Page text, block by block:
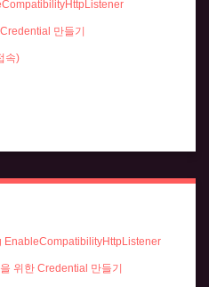
만들기
속)
EnableCompatibilityHttpListener
위한 Credential 만들기